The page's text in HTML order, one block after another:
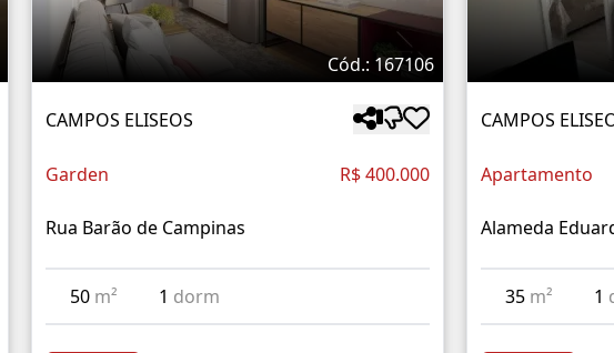
Cód.: 167106
CAMPOS ELISEOS
Garden R$ 400.000
Rua Barão de Campinas
50 m² 1 dorm
CAMPOS
Apartamento
Alameda
35 m² 1